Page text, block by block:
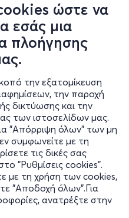
ώστε να
εσάς μια
πλοήγησης
την εξατομίκευση
την παροχή
δικτύωσης και την
των ιστοσελίδων μας.
"Απόρριψη όλων" των μη
συμφωνείτε με τη
τις δικές σας
"Ρυθμίσεις cookies".
με τη χρήση των cookies,
"Αποδοχή όλων".Για
ανατρέξτε στην